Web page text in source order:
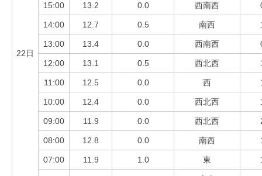
22日
15:00 13.2 0.0 西南西
14:00 12.7 0.5 南西
13:00 13.4 0.0 西南西
12:00 13.1 0.5 西北西
11:00 12.5 0.0 西
10:00 12.4 0.0 西北西
09:00 11.9 0.0 西北西
08:00 12.8 0.0 南西
07:00 11.9 1.0 東